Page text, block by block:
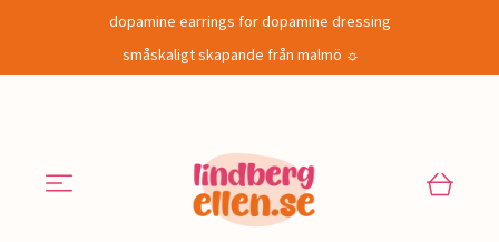
dopamine earrings for dopamine dressing
småskaligt skapande från malmö ☼